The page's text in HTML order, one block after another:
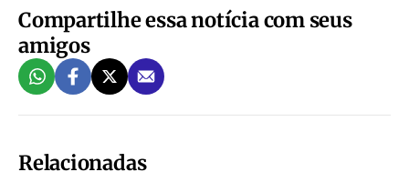
Compartilhe essa notícia com seus
amigos
Relacionadas